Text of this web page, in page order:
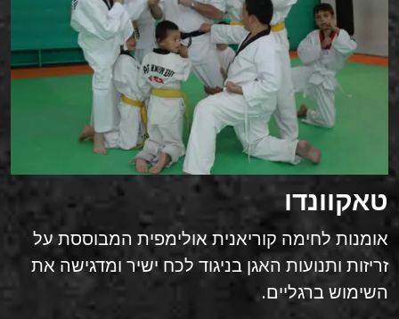
טאקוונדו
אומנות לחימה קוריאנית אולימפית המבוססת על
זריזות ותנועות האגן בניגוד לכח ישיר ומדגישה את
השימוש ברגליים.